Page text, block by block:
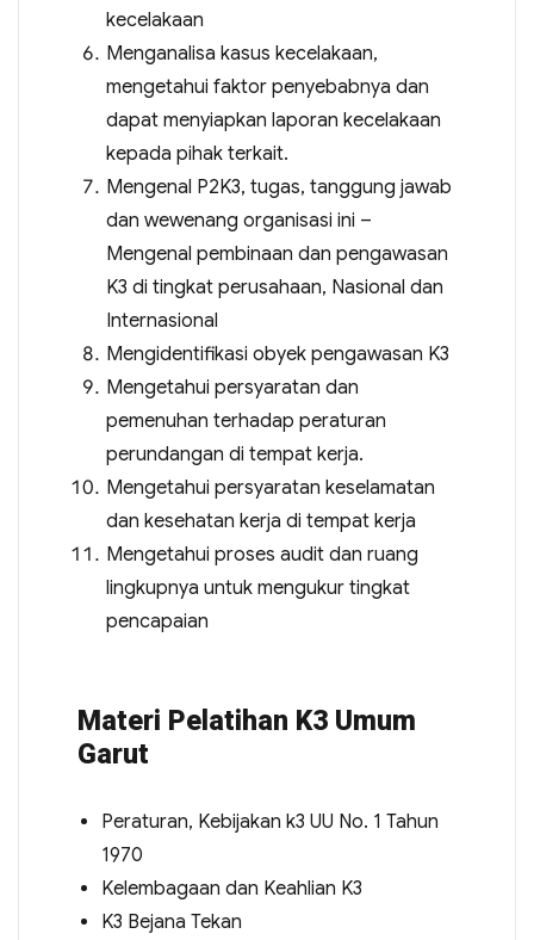
kecelakaan
Menganalisa kasus kecelakaan,
mengetahui faktor penyebabnya dan
dapat menyiapkan laporan kecelakaan
kepada pihak terkait.
Mengenal P2K3, tugas, tanggung jawab
dan wewenang organisasi ini –
Mengenal pembinaan dan pengawasan
K3 di tingkat perusahaan, Nasional dan
Internasional
Mengidentifikasi obyek pengawasan K3
Mengetahui persyaratan dan
pemenuhan terhadap peraturan
perundangan di tempat kerja.
Mengetahui persyaratan keselamatan
dan kesehatan kerja di tempat kerja
Mengetahui proses audit dan ruang
lingkupnya untuk mengukur tingkat
pencapaian
Materi Pelatihan K3 Umum
Garut
Peraturan, Kebijakan k3 UU No. 1 Tahun
1970
Kelembagaan dan Keahlian K3
K3 Bejana Tekan